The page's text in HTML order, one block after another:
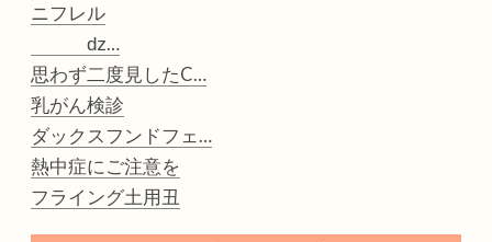
ニフレル
ǳ…
思わず二度見したC…
乳がん検診
ダックスフンドフェ…
熱中症にご注意を
フライング土用丑